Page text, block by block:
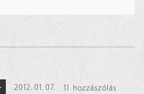
2012. 01. 07.
11 hozzászólás